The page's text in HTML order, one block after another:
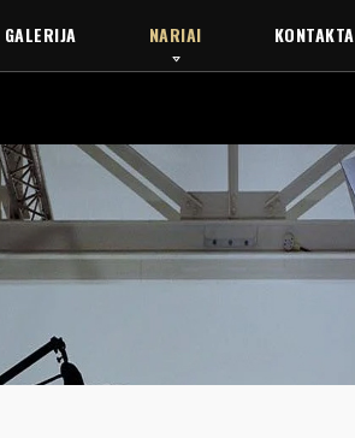
GALERIJA NARIAI